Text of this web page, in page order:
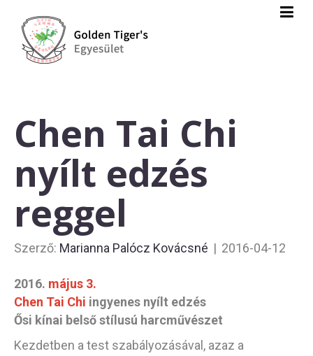
Chen Tai Chi
nyílt edzés
reggel
Szerző: Marianna Palócz Kovácsné | 2016-04-12
2016. május 3.
Chen Tai Chi ingyenes nyílt edzés
Ősi kínai belső stílusú harcművészet
Kezdetben a test szabályozásával, azaz a